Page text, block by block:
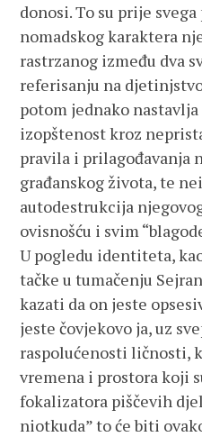
donosi. To su prije
nomadskog karaktera
rastrzanog između dva
referisanju na
potom jednako
izopštenost kroz
pravila i prilagođavanja
građanskog života, te
autodestrukcija
ovisnošću i svim
U pogledu identiteta,
tačke u tumačenju
kazati da on jeste
jeste čovjekovo ja, uz
raspolućenosti ličnosti,
vremena i prostora koji
fokalizatora piščevih
niotkuda” to će biti